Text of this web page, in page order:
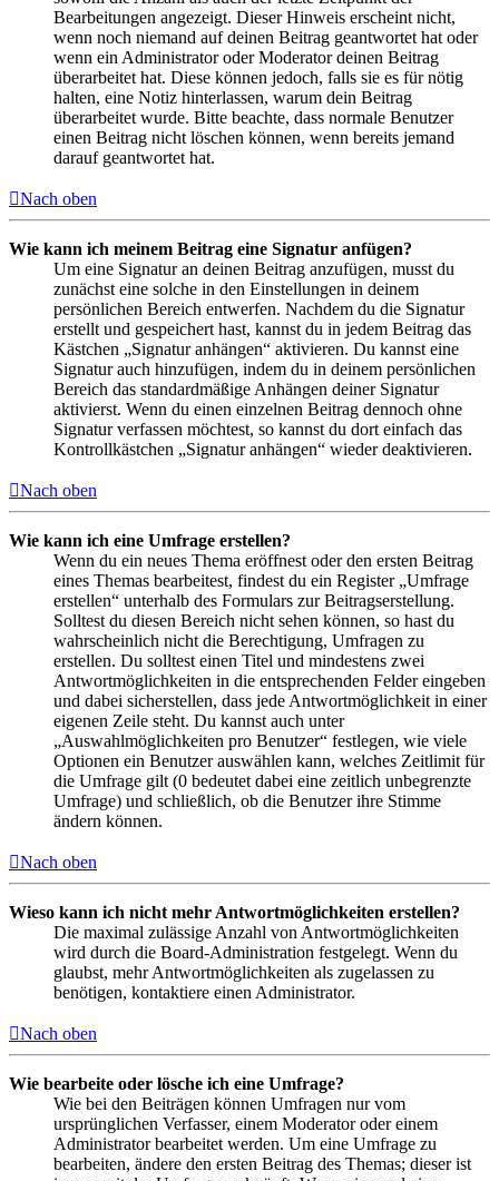
Bearbeitungen angezeigt. Dieser Hinweis erscheint nicht,
wenn noch niemand auf deinen Beitrag geantwortet hat oder
wenn ein Administrator oder Moderator deinen Beitrag
überarbeitet hat. Diese können jedoch, falls sie es für nötig
halten, eine Notiz hinterlassen, warum dein Beitrag
überarbeitet wurde. Bitte beachte, dass normale Benutzer
einen Beitrag nicht löschen können, wenn bereits jemand
darauf geantwortet hat.
Nach oben
Wie kann ich meinem Beitrag eine Signatur anfügen?
Um eine Signatur an deinen Beitrag anzufügen, musst du
zunächst eine solche in den Einstellungen in deinem
persönlichen Bereich entwerfen. Nachdem du die Signatur
erstellt und gespeichert hast, kannst du in jedem Beitrag das
Kästchen „Signatur anhängen“ aktivieren. Du kannst eine
Signatur auch hinzufügen, indem du in deinem persönlichen
Bereich das standardmäßige Anhängen deiner Signatur
aktivierst. Wenn du einen einzelnen Beitrag dennoch ohne
Signatur verfassen möchtest, so kannst du dort einfach das
Kontrollkästchen „Signatur anhängen“ wieder deaktivieren.
Nach oben
Wie kann ich eine Umfrage erstellen?
Wenn du ein neues Thema eröffnest oder den ersten Beitrag
eines Themas bearbeitest, findest du ein Register „Umfrage
erstellen“ unterhalb des Formulars zur Beitragserstellung.
Solltest du diesen Bereich nicht sehen können, so hast du
wahrscheinlich nicht die Berechtigung, Umfragen zu
erstellen. Du solltest einen Titel und mindestens zwei
Antwortmöglichkeiten in die entsprechenden Felder eingeben
und dabei sicherstellen, dass jede Antwortmöglichkeit in einer
eigenen Zeile steht. Du kannst auch unter
„Auswahlmöglichkeiten pro Benutzer“ festlegen, wie viele
Optionen ein Benutzer auswählen kann, welches Zeitlimit für
die Umfrage gilt (0 bedeutet dabei eine zeitlich unbegrenzte
Umfrage) und schließlich, ob die Benutzer ihre Stimme
ändern können.
Nach oben
Wieso kann ich nicht mehr Antwortmöglichkeiten erstellen?
Die maximal zulässige Anzahl von Antwortmöglichkeiten
wird durch die Board-Administration festgelegt. Wenn du
glaubst, mehr Antwortmöglichkeiten als zugelassen zu
benötigen, kontaktiere einen Administrator.
Nach oben
Wie bearbeite oder lösche ich eine Umfrage?
Wie bei den Beiträgen können Umfragen nur vom
ursprünglichen Verfasser, einem Moderator oder einem
Administrator bearbeitet werden. Um eine Umfrage zu
bearbeiten, ändere den ersten Beitrag des Themas; dieser ist